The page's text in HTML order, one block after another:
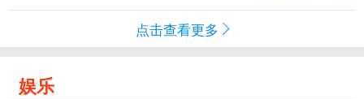
点击查看更多
娱乐